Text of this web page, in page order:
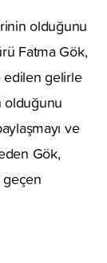
olduğunu
Fatma Gök,
gelirle
olduğunu
ve
Gök,